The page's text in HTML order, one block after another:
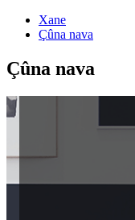
Xane
Çûna nava
Çûna nava